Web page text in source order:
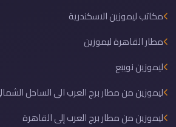
مكاتب ليموزين الاسكندرية
مطار القاهرة ليموزين
ليموزين نويبع
ليموزين من مطار برج العرب الى الساحل الشمالي
ليموزين من مطار برج العرب إلى القاهرة